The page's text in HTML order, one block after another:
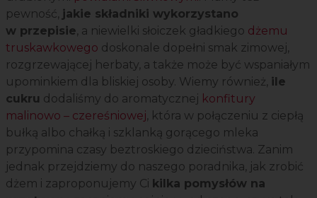
pewność, jakie składniki wykorzystano
w przepisie, a niewielki słoiczek gładkiego dżemu
truskawkowego doskonale dopełni smak zimowej,
rozgrzewającej herbaty, a także może być wspaniałym
upominkiem dla bliskiej osoby. Wiemy również, ile
cukru dodaliśmy do aromatycznej konfitury
malinowo – czereśniowej, która w połączeniu z ciepłą
bułką albo chałką i szklanką gorącego mleka
przypomina czasy beztroskiego dzieciństwa. Zanim
jednak przejdziemy do naszego poradnika, jak zrobić
dżem i zaproponujemy Ci kilka pomysłów na